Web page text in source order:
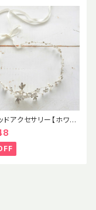
ドアクセサリー【ホワイ
き・ラインストーン・ナ
エデイング】おしゃれ